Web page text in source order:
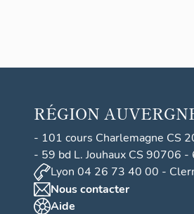
RÉGION
- 101 cours Charlemagne CS
- 59 bd L. Jouhaux CS 90706
Lyon 04 26 73 40 00 -
Nous contacter
Aide